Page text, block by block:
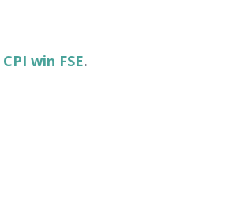
CPI win FSE.